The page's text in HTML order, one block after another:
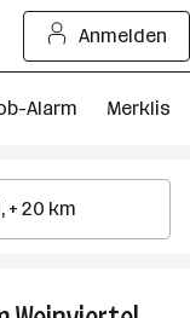
Anmelden
Alarm Merkliste